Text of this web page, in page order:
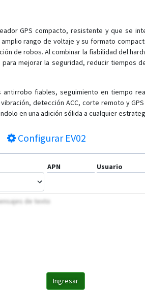
GPS compacto, resistente y que se
rango de voltaje y su formato
de robos. Al combinar la fiabilidad del
mejorar la seguridad, reducir tiempos
antirrobo fiables, seguimiento en tiempo
detección ACC, corte remoto y
en una adición sólida a cualquier
ConfigurarEV02
APN Usuario
Ingresar
de texto